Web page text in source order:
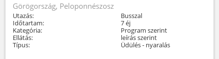
Görögország, Peloponnészosz
Utazás:
Busszal
Időtartam:
7 éj
Kategória:
Program szerint
Ellátás:
leírás szerint
Típus:
Üdülés - nyaralás